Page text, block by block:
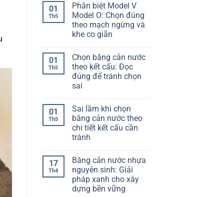
lệch
cản
nước:
Cách
nhận
biết
đạt
bình
luận
ở
Ký
hiệu
ST
của
băng
cản
nước
là
gì?
để
chọn
đúng
01
Th5
Phân biệt Model V
Model O: Chọn đúng
theo mạch ngừng và
khe co giãn
bình
luận
ở
Phân
biệt
Model
O:
Chọn
đúng
theo
mạch
ngừng
co
giãn
01
Th5
Chọn băng cản nước
theo kết cấu: Đọc
đúng để tránh chọn
sai
bình
luận
ở
Chọn
băng
cản
kết
cấu:
Đọc
đúng
để
tránh
01
Th5
Sai lầm khi chọn
băng cản nước theo
chi tiết kết cấu cần
tránh
bình
luận
ở
Sai
lầm
khi
17
Th4
Băng cản nước nhựa
nguyên sinh: Giải
pháp xanh cho xây
dựng bền vững